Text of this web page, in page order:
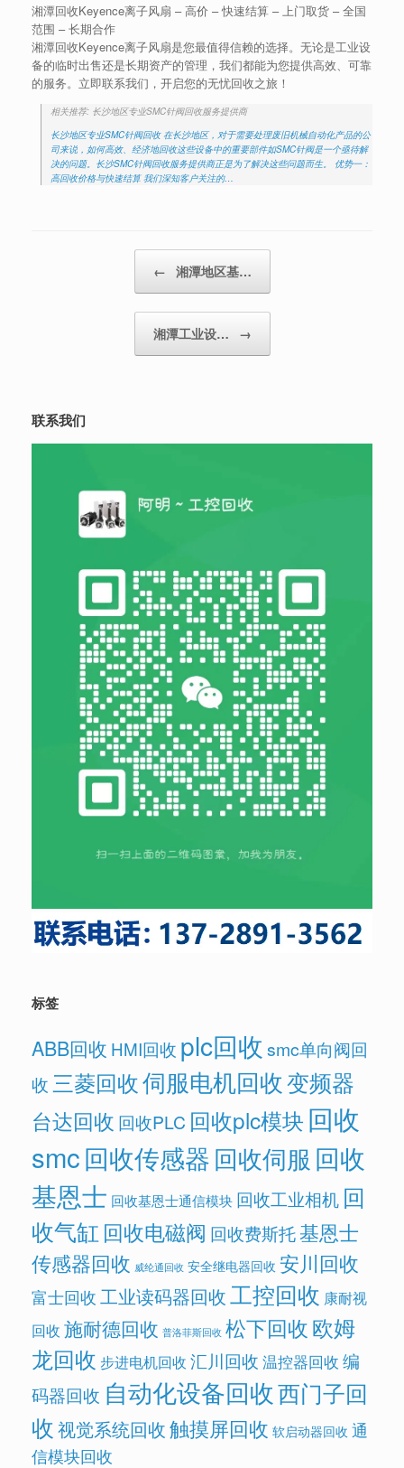
湘潭回收Keyence离子风扇 – 高价 – 快速结算 – 上门取货 – 全国
范围 – 长期合作
湘潭回收Keyence离子风扇是您最值得信赖的选择。无论是工业设
备的临时出售还是长期资产的管理，我们都能为您提供高效、可靠
的服务。立即联系我们，开启您的无忧回收之旅！
相关推荐: 长沙地区专业SMC针阀回收服务提供商
长沙地区专业SMC针阀回收 在长沙地区，对于需要处理废旧机械自动化产品的公
司来说，如何高效、经济地回收这些设备中的重要部件如SMC针阀是一个亟待解
决的问题。长沙SMC针阀回收服务提供商正是为了解决这些问题而生。 优势一：
高回收价格与快速结算 我们深知客户关注的…
← 湘潭地区基…
湘潭工业设… →
联系我们
标签
ABB回收 HMI回收 plc回收 smc单向阀回
收 三菱回收伺服电机回收变频器
台达回收 回收PLC 回收plc模块 回收
smc回收传感器回收伺服 回收
基恩士 回收基恩士通信模块 回收工业相机 回
收气缸 回收电磁阀 回收费斯托基恩士
传感器回收 威纶通回收 安全继电器回收 安川回收
富士回收 工业读码器回收工控回收 康耐视
回收 施耐德回收 普洛菲斯回收 松下回收欧姆
龙回收 步进电机回收 汇川回收 温控器回收 编
码器回收 自动化设备回收西门子回
收视觉系统回收触摸屏回收 软启动器回收 通
信模块回收